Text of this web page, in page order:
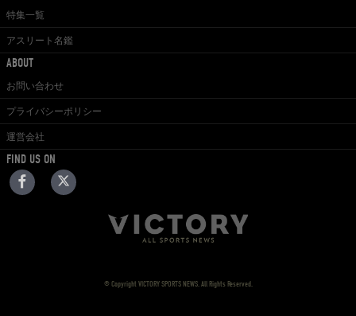
特集一覧
アスリート名鑑
ABOUT
お問い合わせ
プライバシーポリシー
運営会社
FIND US ON
© Copyright VICTORY SPORTS NEWS. All Rights Reserved.